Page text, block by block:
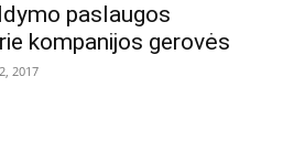
paslaugos
kompanijos gerovės
2017